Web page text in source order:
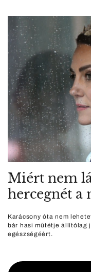
Miért nem
hercegnét a
Karácsony óta nem
bár hasi műtétje állítólag
egészségéért.